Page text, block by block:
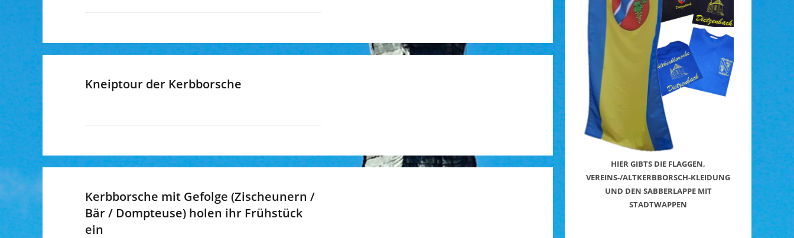
Kneiptour der Kerbborsche
Kerbborsche mit Gefolge (Zischeunern /
Bär / Dompteuse) holen ihr Frühstück
ein
HIER GIBTS DIE FLAGGEN,
VEREINS-/ALTKERBBORSCH-KLEIDUNG
UND DEN SABBERLAPPE MIT
STADTWAPPEN